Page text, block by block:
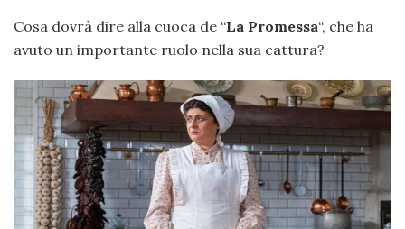
Cosa dovrà dire alla cuoca de “La Promessa“, che ha
avuto un importante ruolo nella sua cattura?